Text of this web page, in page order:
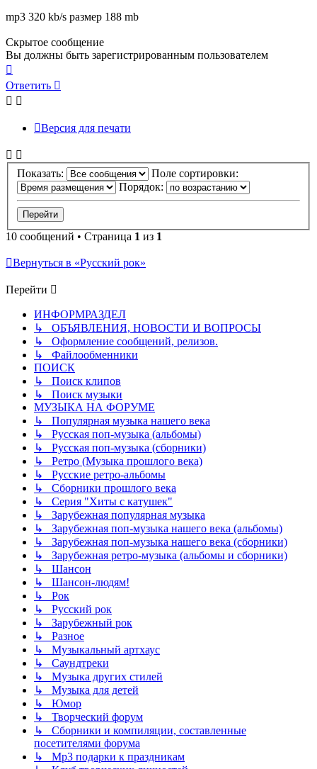
mp3 320 kb/s размер 188 mb
Скрытое сообщение
Вы должны быть зарегистрированным пользователем
к
началу
Ответить
Версия для печати
Показать:
Поле сортировки:
Порядок:
10 сообщений • Страница 1 из 1
Вернуться в «Русский рок»
Перейти
ИНФОРМРАЗДЕЛ
↳ ОБЪЯВЛЕНИЯ, НОВОСТИ И ВОПРОСЫ
↳ Оформление сообщений, релизов.
↳ Файлообменники
ПОИСК
↳ Поиск клипов
↳ Поиск музыки
МУЗЫКА НА ФОРУМЕ
↳ Популярная музыка нашего века
↳ Русская поп-музыка (альбомы)
↳ Русская поп-музыка (сборники)
↳ Ретро (Музыка прошлого века)
↳ Русские ретро-альбомы
↳ Сборники прошлого века
↳ Серия "Хиты с катушек"
↳ Зарубежная популярная музыка
↳ Зарубежная поп-музыка нашего века (альбомы)
↳ Зарубежная поп-музыка нашего века (сборники)
↳ Зарубежная ретро-музыка (альбомы и сборники)
↳ Шансон
↳ Шансон-людям!
↳ Рок
↳ Русский рок
↳ Зарубежный рок
↳ Разное
↳ Музыкальный артхаус
↳ Саундтреки
↳ Музыка других стилей
↳ Музыка для детей
↳ Юмор
↳ Творческий форум
↳ Сборники и компиляции, составленные
посетителями форума
↳ Mp3 подарки к праздникам